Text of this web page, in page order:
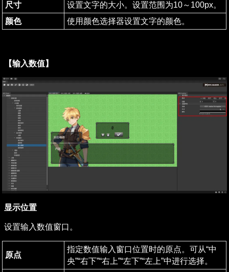
尺寸
设置文字的大小。设置范围为10～100px。
颜色
使用颜色选择器设置文字的颜色。
【输入数值】
显示位置
设置输入数值窗口。
原点
指定数值输入窗口位置时的原点。可从“中
央”“右下”“右上”“左下”“左上”中进行选择。